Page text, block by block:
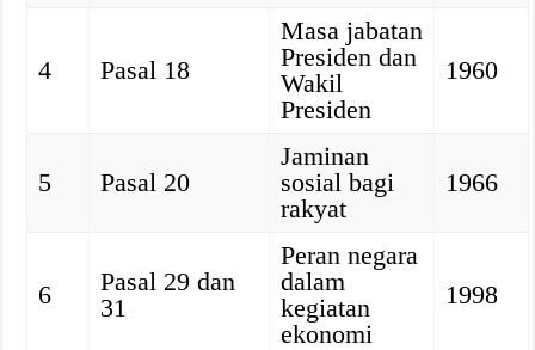
4 Pasal 18
Masa jabatan
Presiden dan
Wakil
Presiden
1960
5 Pasal 20
Jaminan
sosial bagi
rakyat
1966
6
Pasal 29 dan
31
Peran negara
dalam
kegiatan
ekonomi
1998